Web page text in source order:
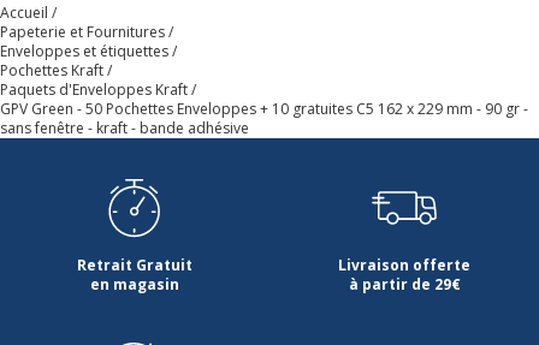
Accueil
Papeterie et Fournitures
Enveloppes et étiquettes
Pochettes Kraft
Paquets d'Enveloppes Kraft
GPV Green - 50 Pochettes Enveloppes + 10 gratuites C5 162 x 229 mm - 90 gr -
sans fenêtre - kraft - bande adhésive
Retrait Gratuit
en magasin
Livraison offerte
à partir de 29€